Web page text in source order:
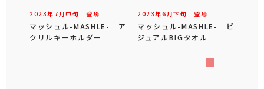
2023年 7 月中旬 登場
マッシュル-MASHLE- ア
クリルキーホルダー
2023年6 月下旬 登場
マッシュル-MASHLE- ビ
ジュアルBIGタオル